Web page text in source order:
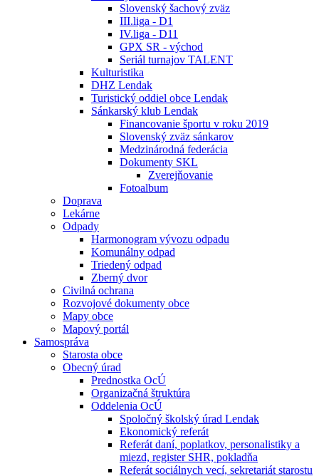
Slovenský šachový zväz
III.liga - D1
IV.liga - D11
GPX SR - východ
Seriál turnajov TALENT
Kulturistika
DHZ Lendak
Turistický oddiel obce Lendak
Sánkarský klub Lendak
Financovanie športu v roku 2019
Slovenský zväz sánkarov
Medzinárodná federácia
Dokumenty SKL
Zverejňovanie
Fotoalbum
Doprava
Lekárne
Odpady
Harmonogram vývozu odpadu
Komunálny odpad
Triedený odpad
Zberný dvor
Civilná ochrana
Rozvojové dokumenty obce
Mapy obce
Mapový portál
Samospráva
Starosta obce
Obecný úrad
Prednostka OcÚ
Organizačná štruktúra
Oddelenia OcÚ
Spoločný školský úrad Lendak
Ekonomický referát
Referát daní, poplatkov, personalistiky a
miezd, register SHR, pokladňa
Referát sociálnych vecí, sekretariát starostu